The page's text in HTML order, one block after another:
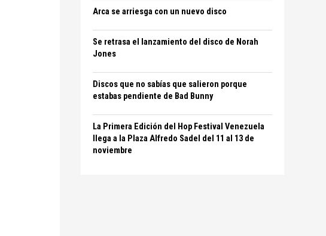
Arca se arriesga con un nuevo disco
Se retrasa el lanzamiento del disco de Norah
Jones
Discos que no sabías que salieron porque
estabas pendiente de Bad Bunny
La Primera Edición del Hop Festival Venezuela
llega a la Plaza Alfredo Sadel del 11 al 13 de
noviembre